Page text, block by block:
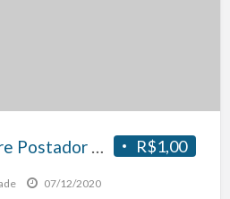
R$1,00
Programa Software Postador Divulgador Envios Em Massa Whatsapp 2021 2022
07/12/2020